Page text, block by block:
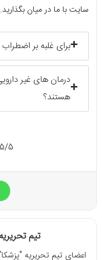
سایت با ما در میان بگذارید.
برای غلبه بر
درمان های غیر
هستند؟
5/5 - (2 امتیاز)
تیم
اعضای تیم تحریریه